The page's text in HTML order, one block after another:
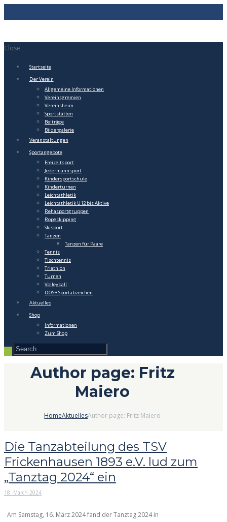
Close
Startseite
Der Verein
Allgemeine Informationen
Vereinsgremien
Vereinsheim
Sportstätten
Beiträge
Bildergalerie
Veranstaltungen
Sportangebote
Freizeitsport
Jedermannsport
Kindersportschule
Kinderturnen
Leichtathletik
Leichtathletik U12 bis Aktive
Rehasportgruppen
Ropeskipping
Skisport
Tanzen
Tanzen für Paare
Tennis
Tischtennis
Triathlon
Turnen
Volleyball
DOSB Sportabzeichen
Aktuelles
Shop
Informationen
Zum Shop
Author page: Fritz
Maiero
HomeAktuellesAuthor page: Fritz Maiero
Die Tanzabteilung des TSV
Frickenhausen 1893 e.V. lud zum
„Tanztag 2024“ ein
18. March 2024
Am Samstag, 16. März 2024 fand der Tanztag 2024 in